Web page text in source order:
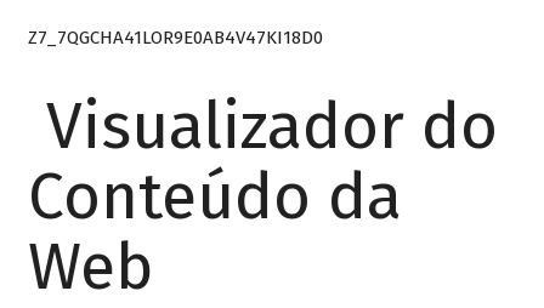
Z7_7QGCHA41LOR9E0AB4V47KI18D0
Visualizador do
Conteúdo da
Web